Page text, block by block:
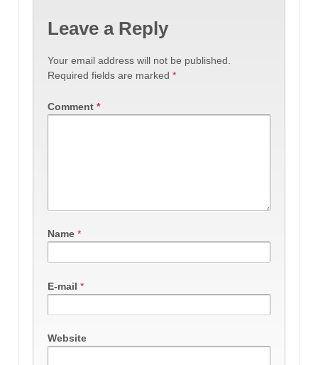
Leave a Reply
Your email address will not be published.
Required fields are marked *
Comment *
Name *
E-mail *
Website